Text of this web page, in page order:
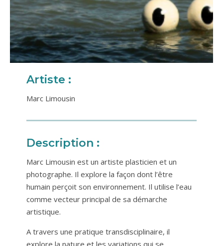
Artiste :
Marc Limousin
Description :
Marc Limousin est un artiste plasticien et un
photographe. Il explore la façon dont l’être
humain perçoit son environnement. Il utilise l’eau
comme vecteur principal de sa démarche
artistique.
A travers une pratique transdisciplinaire, il
explore la nature et les variations qui se